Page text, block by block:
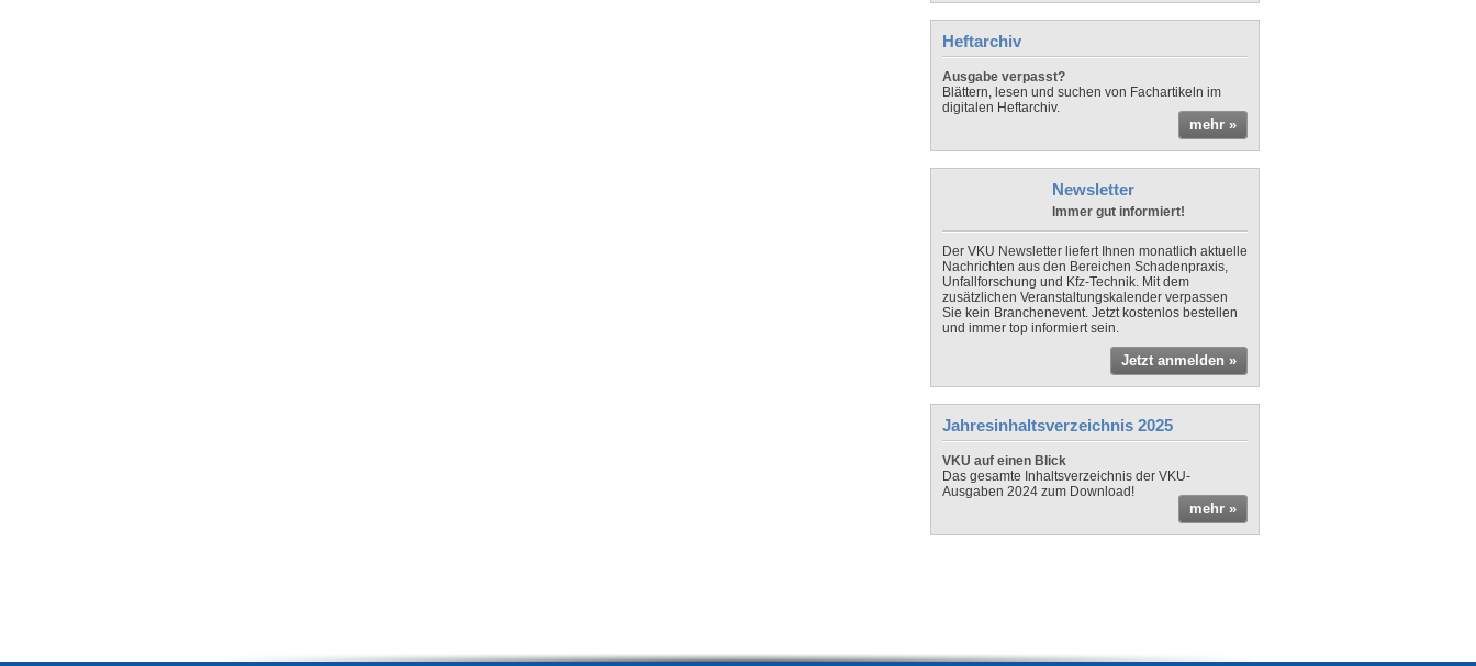
Heftarchiv
Ausgabe verpasst?
Blättern, lesen und suchen von Fachartikeln im
digitalen Heftarchiv.
mehr »
Newsletter
Immer gut informiert!
Der VKU Newsletter liefert Ihnen monatlich aktuelle
Nachrichten aus den Bereichen Schadenpraxis,
Unfallforschung und Kfz-Technik. Mit dem
zusätzlichen Veranstaltungskalender verpassen
Sie kein Branchenevent. Jetzt kostenlos bestellen
und immer top informiert sein.
Jetzt anmelden »
Jahresinhaltsverzeichnis 2025
VKU auf einen Blick
Das gesamte Inhaltsverzeichnis der VKU-
Ausgaben 2024 zum Download!
mehr »